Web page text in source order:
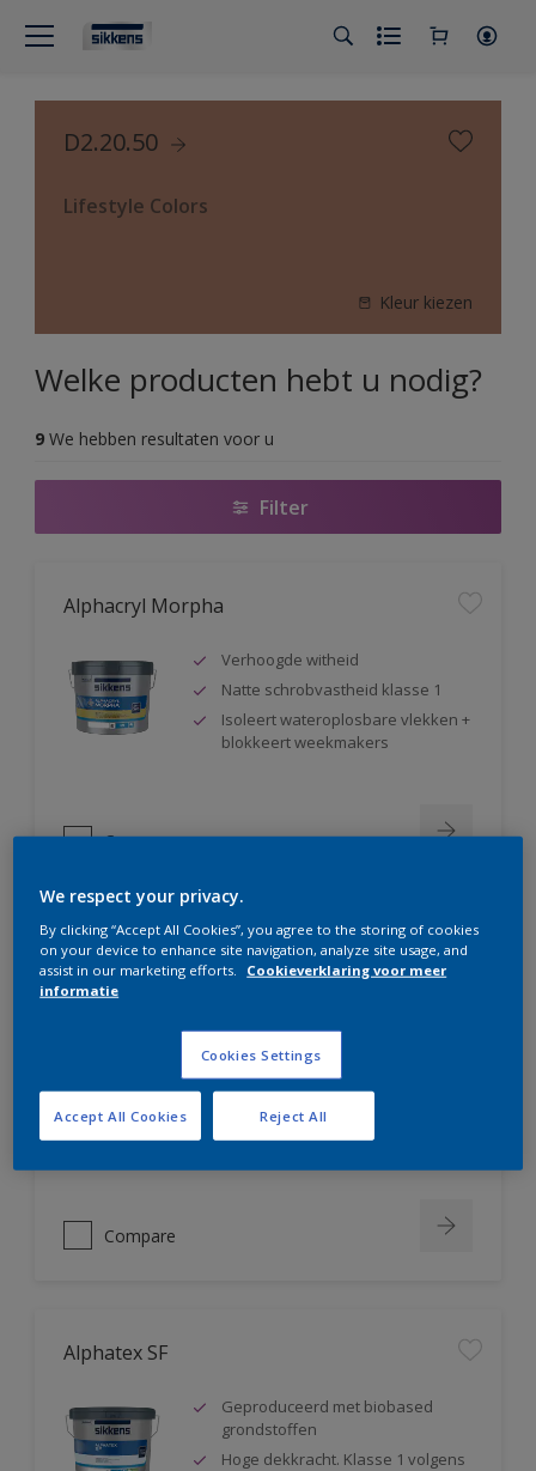
D2.20.50
Lifestyle Colors
Kleur kiezen
Welke producten hebt u nodig?
9 We hebben resultaten voor u
Filter
Alphacryl Morpha
Verhoogde witheid
Natte schrobvastheid klasse 1
Isoleert wateroplosbare vlekken +
blokkeert weekmakers
Compare
Alphacryl Perlino
glanst niet op
Isoleert wateroplosbare vlekken +
blokkeert weekmakers
Geschikt voor sanitaire ruimtes ,
badkamers,...
Compare
Alphatex SF
Geproduceerd met biobased
grondstoffen
Hoge dekkracht. Klasse 1 volgens
We respect your privacy.
By clicking “Accept All Cookies”, you agree to the storing of cookies
on your device to enhance site navigation, analyze site usage, and
assist in our marketing efforts.
Cookieverklaring voor meer
informatie
Cookies Settings
Reject All
Accept All Cookies